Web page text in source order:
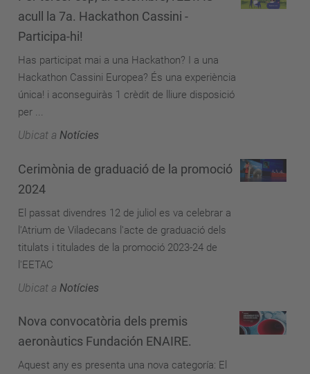
acull la 7a. Hackathon Cassini -
Participa-hi!
Has participat mai a una Hackathon? I a una
Hackathon Cassini Europea? És una experiència
única! i aconseguiràs 1 crèdit de lliure disposició
per ...
Ubicat a Notícies
Cerimònia de graduació de la promoció
2024
El passat divendres 12 de juliol es va celebrar a
l'Atrium de Viladecans l'acte de graduació dels
titulats i titulades de la promoció 2023-24 de
l'EETAC
Ubicat a Notícies
Nova convocatòria dels premis
aeronàutics Fundación ENAIRE.
Aquest any es presenta una nova categoría: El